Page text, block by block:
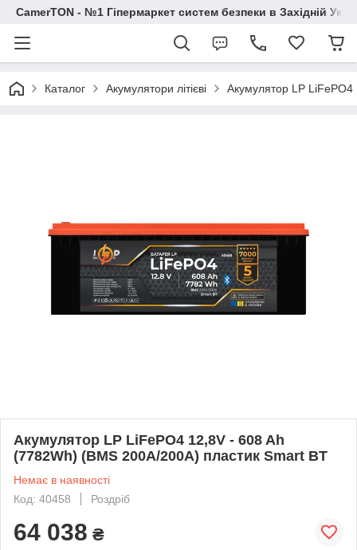
CamerTON - №1 Гіпермаркет систем безпеки в Західній
Каталог Акумулятори літієві Акумулятор LP
Акумулятор LP LiFePO4 12,8V - 608 Ah
(7782Wh) (BMS 200A/200А) пластик Smart BT
Немає в наявності
Код: 40458
Роздріб
64 038 ₴